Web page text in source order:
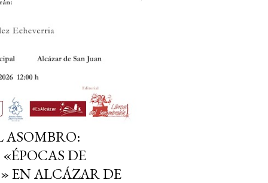
ASOMBRO:
DE
EN ALCÁZAR DE